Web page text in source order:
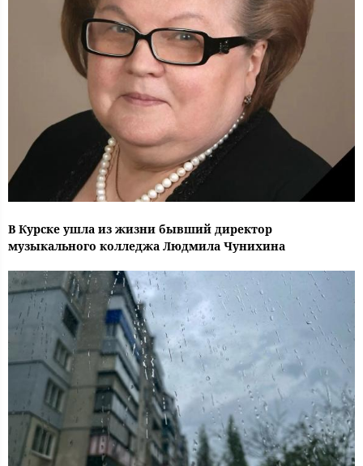
В Курске ушла из жизни бывший директор
музыкального колледжа Людмила Чунихина